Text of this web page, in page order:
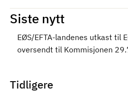
Siste nytt
EØS/EFTA-landenes utkast til
oversendt til Kommisjonen
Tidligere